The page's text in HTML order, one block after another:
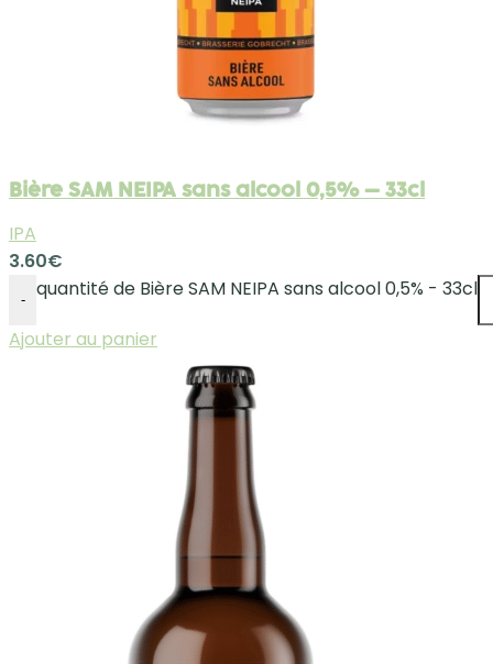
Bière SAM NEIPA sans alcool 0,5% – 33cl
IPA
3.60€
-
quantité de Bière SAM NEIPA sans alcool 0,5% - 33cl
Ajouter au panier